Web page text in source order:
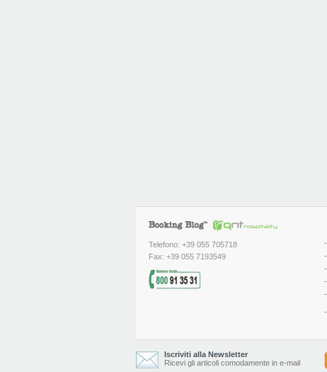
Telefono: +39 055 705718
Fax: +39 055 7193549
-
-
-
-
-
-
Iscriviti alla Newsletter
Ricevi gli articoli comodamente in e-mail